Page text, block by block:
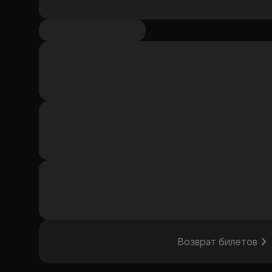
Возврат билетов